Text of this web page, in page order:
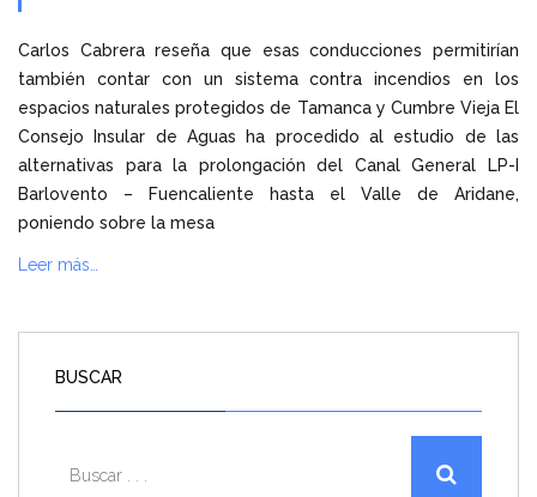
Carlos Cabrera reseña que esas conducciones permitirían
también contar con un sistema contra incendios en los
espacios naturales protegidos de Tamanca y Cumbre Vieja El
Consejo Insular de Aguas ha procedido al estudio de las
alternativas para la prolongación del Canal General LP-I
Barlovento – Fuencaliente hasta el Valle de Aridane,
poniendo sobre la mesa
Leer más…
BUSCAR